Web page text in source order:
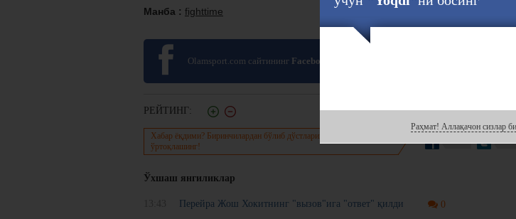
Манба : fighttime
Olamsport.com сайтининг Facebook
РЕЙТИНГ:
Хабар ёқдими? Биринчилардан бўлиб дўстларингиз билан
ўртоқлашинг!
Ўхшаш янгиликлар
Перейра Жош Хокитнинг "вызов"ига "ответ" қилди 0
Раҳмат! Аллақачон сизлар